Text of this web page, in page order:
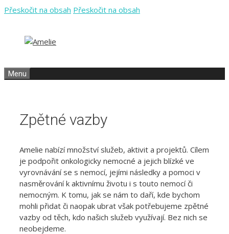
Přeskočit na obsah Přeskočit na obsah
Menu
Zpětné vazby
Amelie nabízí množství služeb, aktivit a projektů. Cílem
je podpořit onkologicky nemocné a jejich blízké ve
vyrovnávání se s nemocí, jejími následky a pomoci v
nasměrování k aktivnímu životu i s touto nemocí či
nemocným. K tomu, jak se nám to daří, kde bychom
mohli přidat či naopak ubrat však potřebujeme zpětné
vazby od těch, kdo našich služeb využívají. Bez nich se
neobejdeme.